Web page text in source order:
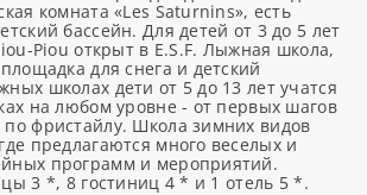
комната «Les Saturnins», есть
бассейн. Для детей от 3 до 5 лет
Piou открыт в E.S.F. Лыжная школа,
для снега и детский
школах дети от 5 до 13 лет учатся
на любом уровне - от первых шагов
фристайлу. Школа зимних видов
предлагаются много веселых и
программ и мероприятий.
3 *, 8 гостиниц 4 * и 1 отель 5 *.